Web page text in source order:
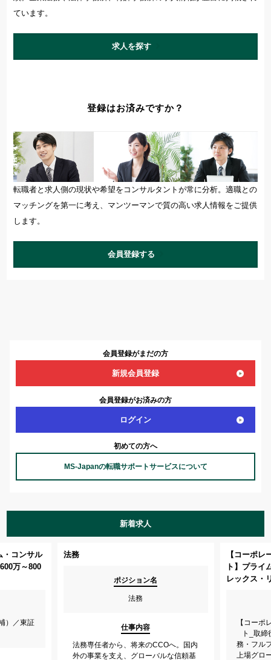
ています。
求人を探す
登録はお済みですか？
転職者と求人側の現状や希望をコンサルタントが常に分析。適職との
マッチングを第一に考え、マンツーマンで質の高い求人情報をご提供
します。
会員登録する
会員登録がまだの方
新規会員登録
会員登録がお済みの方
ログイン
初めての方へ
MS-Japanの転職サポートサービスについて
新着求人
・コンサル
万～800
）／東証
法務
ポジション名
法務
仕事内容
法務専任者から、将来のCCOへ。国内
外の事業を支え、グローバルな信頼基
【コーポレ
ト】プライ
レックス・
【コーポ
ト_取
務・フル
上場グロ